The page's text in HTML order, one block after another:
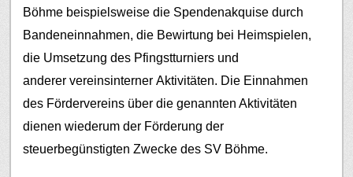
Böhme beispielsweise die Spendenakquise durch
Bandeneinnahmen, die Bewirtung bei Heimspielen,
die Umsetzung des Pfingstturniers und
anderer vereinsinterner Aktivitäten. Die Einnahmen
des Fördervereins über die genannten Aktivitäten
dienen wiederum der Förderung der
steuerbegünstigten Zwecke des SV Böhme.